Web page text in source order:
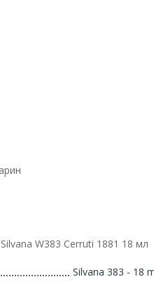
W383 Cerruti 1881 18 мл
Silvana 383 - 18